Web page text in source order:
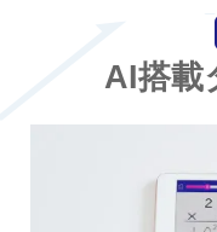
AI搭載